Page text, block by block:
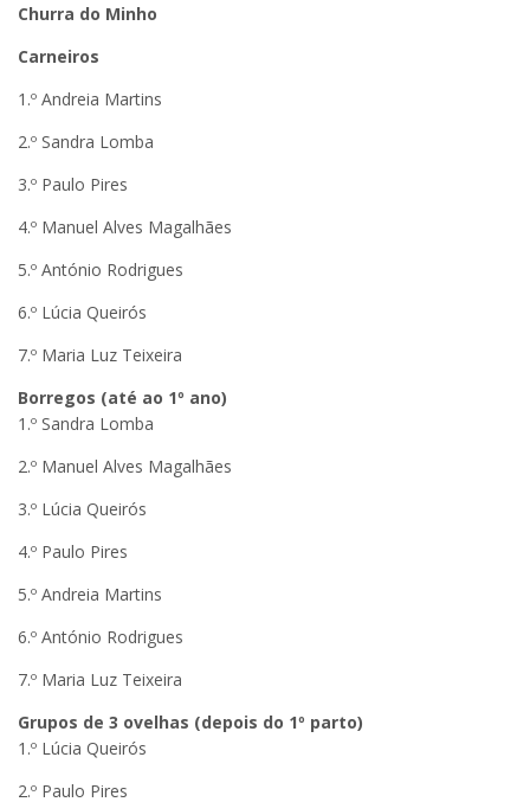
Churra do Minho
Carneiros
1.º Andreia Martins
2.º Sandra Lomba
3.º Paulo Pires
4.º Manuel Alves Magalhães
5.º António Rodrigues
6.º Lúcia Queirós
7.º Maria Luz Teixeira
Borregos (até ao 1º ano)
1.º Sandra Lomba
2.º Manuel Alves Magalhães
3.º Lúcia Queirós
4.º Paulo Pires
5.º Andreia Martins
6.º António Rodrigues
7.º Maria Luz Teixeira
Grupos de 3 ovelhas (depois do 1º parto)
1.º Lúcia Queirós
2.º Paulo Pires